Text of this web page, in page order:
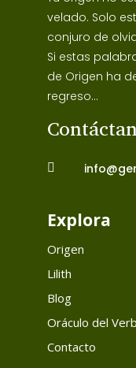
velado. Solo
conjuro de
Si estas
de Origen ha
regreso...

Explora
Origen
Lilith
Blog
Oráculo del
Contacto